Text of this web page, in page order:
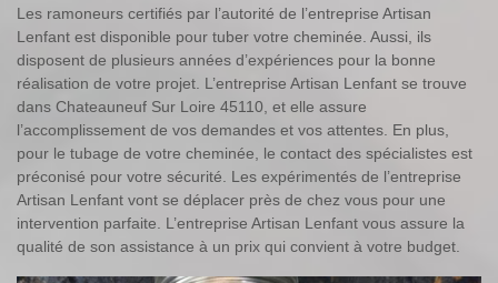
Les ramoneurs certifiés par l’autorité de l’entreprise Artisan
Lenfant est disponible pour tuber votre cheminée. Aussi, ils
disposent de plusieurs années d’expériences pour la bonne
réalisation de votre projet. L’entreprise Artisan Lenfant se trouve
dans Chateauneuf Sur Loire 45110, et elle assure
l’accomplissement de vos demandes et vos attentes. En plus,
pour le tubage de votre cheminée, le contact des spécialistes est
préconisé pour votre sécurité. Les expérimentés de l’entreprise
Artisan Lenfant vont se déplacer près de chez vous pour une
intervention parfaite. L’entreprise Artisan Lenfant vous assure la
qualité de son assistance à un prix qui convient à votre budget.